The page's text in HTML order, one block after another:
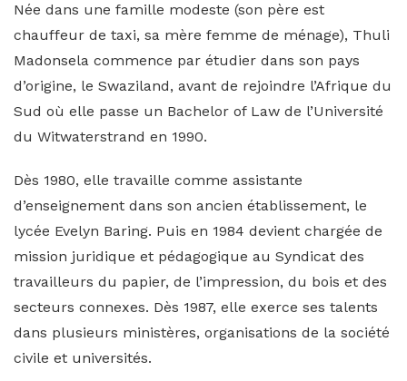
Née dans une famille modeste (son père est
chauffeur de taxi, sa mère femme de ménage), Thuli
Madonsela commence par étudier dans son pays
d’origine, le Swaziland, avant de rejoindre l’Afrique du
Sud où elle passe un Bachelor of Law de l’Université
du Witwaterstrand en 1990.
Dès 1980, elle travaille comme assistante
d’enseignement dans son ancien établissement, le
lycée Evelyn Baring. Puis en 1984 devient chargée de
mission juridique et pédagogique au Syndicat des
travailleurs du papier, de l’impression, du bois et des
secteurs connexes. Dès 1987, elle exerce ses talents
dans plusieurs ministères, organisations de la société
civile et universités.